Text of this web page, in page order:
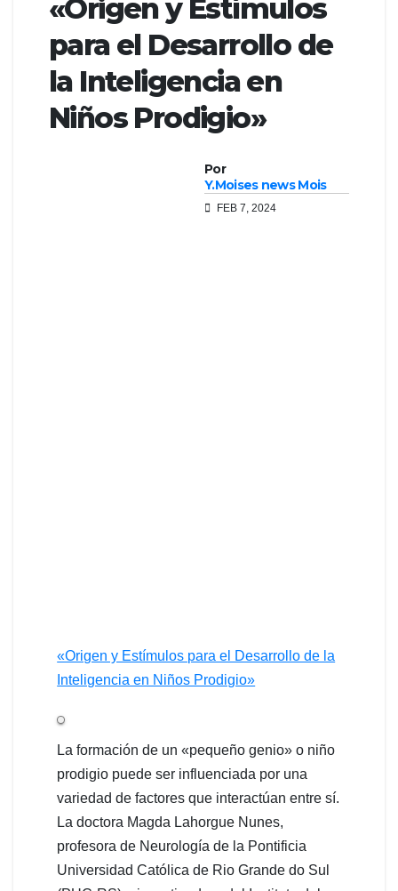
«Origen y Estímulos
para el Desarrollo de
la Inteligencia en
Niños Prodigio»
Por
Y.Moises news Mois
FEB 7, 2024
«Origen y Estímulos para el Desarrollo de la
Inteligencia en Niños Prodigio»
La formación de un «pequeño genio» o niño
prodigio puede ser influenciada por una
variedad de factores que interactúan entre sí.
La doctora Magda Lahorgue Nunes,
profesora de Neurología de la Pontificia
Universidad Católica de Rio Grande do Sul